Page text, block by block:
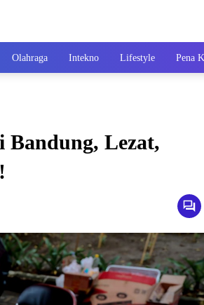
Olahraga Intekno Lifestyle Pena
Bandung, Lezat,